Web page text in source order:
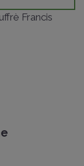
Francis